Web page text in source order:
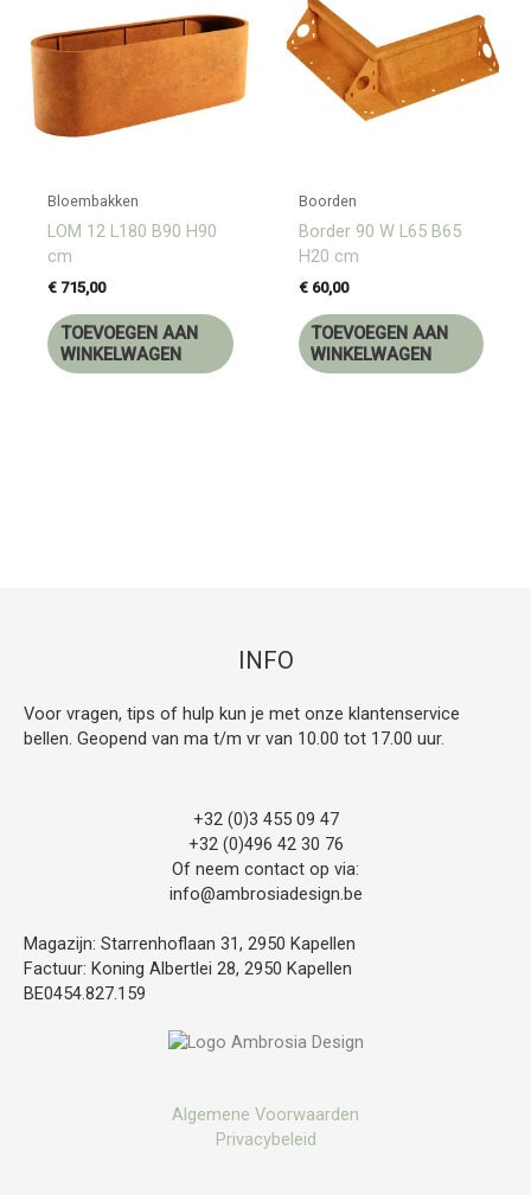
Bloembakken
LOM 12 L180 B90 H90
cm
€715,00
TOEVOEGEN AAN
WINKELWAGEN
Boorden
Border 90 W L65 B65
H20 cm
€60,00
TOEVOEGEN AAN
WINKELWAGEN
INFO
Voor vragen, tips of hulp kun je met onze klantenservice
bellen. Geopend van ma t/m vr van 10.00 tot 17.00 uur.
+32 (0)3 455 09 47
+32 (0)496 42 30 76
Of neem contact op via:
info@ambrosiadesign.be
Magazijn: Starrenhoflaan 31, 2950 Kapellen
Factuur: Koning Albertlei 28, 2950 Kapellen
BE0454.827.159
Algemene Voorwaarden
Privacybeleid